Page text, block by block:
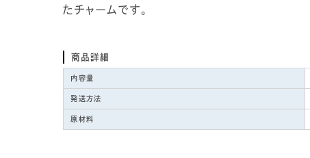
たチャームです。
商品詳細
内容量
発送方法
原材料